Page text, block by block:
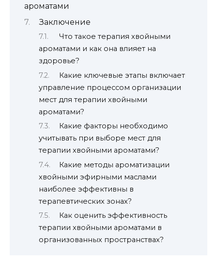
ароматами
Заключение
Что такое терапия хвойными
ароматами и как она влияет на
здоровье?
Какие ключевые этапы включает
управление процессом организации
мест для терапии хвойными
ароматами?
Какие факторы необходимо
учитывать при выборе мест для
терапии хвойными ароматами?
Какие методы ароматизации
хвойными эфирными маслами
наиболее эффективны в
терапевтических зонах?
Как оценить эффективность
терапии хвойными ароматами в
организованных пространствах?